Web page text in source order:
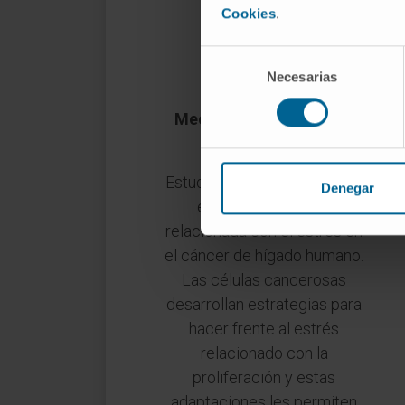
Cookies.
consentimiento
Necesarias
Denegar
Mecanismos de evasión
inmunitaria
Estudiar los mecanismos de
evasión inmunitaria
relacionada con el estrés en
el cáncer de hígado humano.
Las células cancerosas
desarrollan estrategias para
hacer frente al estrés
relacionado con la
proliferación y estas